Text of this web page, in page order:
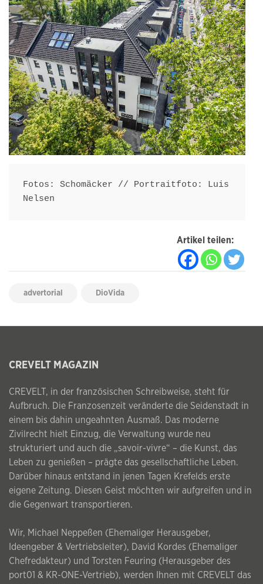
Fotos: Schomäcker // Portraitfoto: Luis
Nelsen
Artikel teilen:
advertorial DioVida
CREVELT MAGAZIN
CREVELT, in der französischen Schreibweise, steht für
Aufbruch. Die Franzosenzeit veränderte die Seidenstadt in
einem bis dahin ungeahnten Ausmaß. Das moderne
Zivilrecht hielt Einzug, die Verwaltung wurde neu
strukturiert und auch die „savoir-vivre“ – die Kunst, das
Leben zu genießen – prägte das gesellschaftliche Leben.
Darüber hinaus entstand in jenen Tagen Krefelds erste
eigene Zeitung. Diesen Geist möchten wir aufgreifen und in
die Gegenwart transportieren.
Wir, Michael Neppeßen (Ehemaliger Herausgeber,
Ideengeber & Vertriebsleiter), David Kordes (Ehemaliger
Chefredakteur) und Torsten Feuring (Herausgeber des
port01 & KR-ONE-Vertrieb), werden Ihnen mit CREVELT das